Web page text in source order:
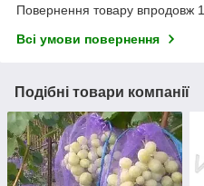
Повернення товару впродовж
Всі умови повернення
Подібні товари компанії